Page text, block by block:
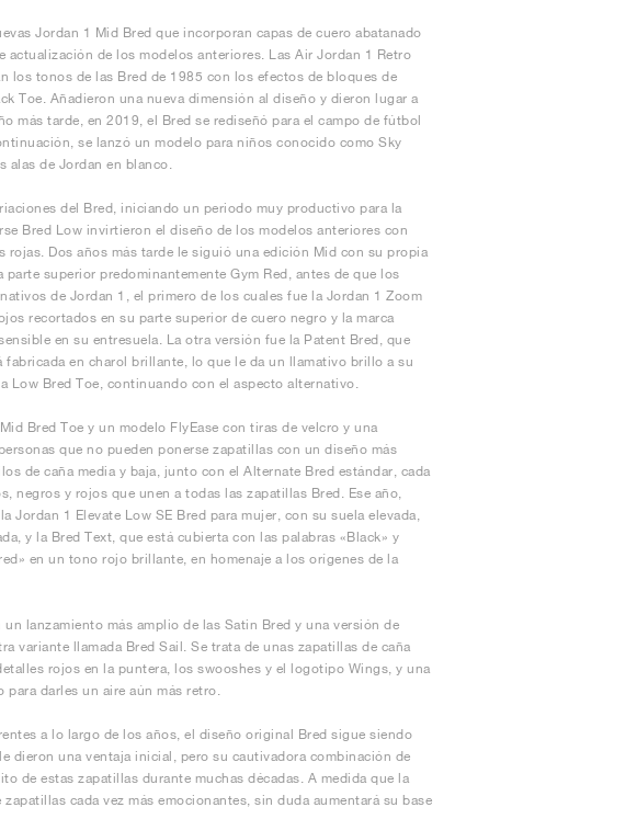
Jordan 1 Mid Bred que incorporan capas de cuero abatanado
de los modelos anteriores. Las Air Jordan 1 Retro
los tonos de las Bred de 1985 con los efectos de bloques de
Toe. Añadieron una nueva dimensión al diseño y dieron lugar a
más tarde, en 2019, el Bred se rediseñó para el campo de fútbol
se lanzó un modelo para niños conocido como Sky
de Jordan en blanco.
del Bred, iniciando un periodo muy productivo para la
Bred Low invirtieron el diseño de los modelos anteriores con
Dos años más tarde le siguió una edición Mid con su propia
superior predominantemente Gym Red, antes de que los
de Jordan 1, el primero de los cuales fue la Jordan 1 Zoom
recortados en su parte superior de cuero negro y la marca
en su entresuela. La otra versión fue la Patent Bred, que
en charol brillante, lo que le da un llamativo brillo a su
Low Bred Toe, continuando con el aspecto alternativo.
Bred Toe y un modelo FlyEase con tiras de velcro y una
que no pueden ponerse zapatillas con un diseño más
de caña media y baja, junto con el Alternate Bred estándar, cada
y rojos que unen a todas las zapatillas Bred. Ese año,
1 Elevate Low SE Bred para mujer, con su suela elevada,
y la Bred Text, que está cubierta con las palabras «Black» y
en un tono rojo brillante, en homenaje a los orígenes de la
lanzamiento más amplio de las Satin Bred y una versión de
variante llamada Bred Sail. Se trata de unas zapatillas de caña
rojos en la puntera, los swooshes y el logotipo Wings, y una
darles un aire aún más retro.
a lo largo de los años, el diseño original Bred sigue siendo
dieron una ventaja inicial, pero su cautivadora combinación de
de estas zapatillas durante muchas décadas. A medida que la
cada vez más emocionantes, sin duda aumentará su base